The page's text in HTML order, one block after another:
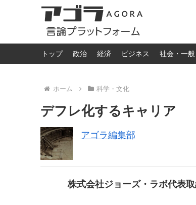
トップ 政治 経済 ビジネス 社会・一般
ホーム 科学・文化
デフレ化するキャリア
アゴラ編集部
株式会社ジョーズ・ラボ代表